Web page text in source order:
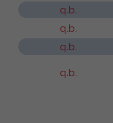
q.b.
q.b.
q.b.
q.b.